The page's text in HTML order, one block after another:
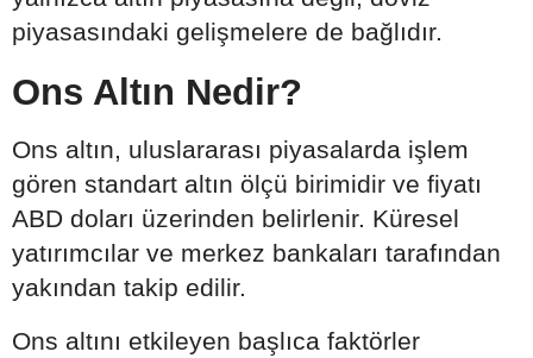
piyasasındaki gelişmelere de bağlıdır.
Ons Altın Nedir?
Ons altın, uluslararası piyasalarda işlem
gören standart altın ölçü birimidir ve fiyatı
ABD doları üzerinden belirlenir. Küresel
yatırımcılar ve merkez bankaları tarafından
yakından takip edilir.
Ons altını etkileyen başlıca faktörler